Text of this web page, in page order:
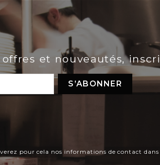
et nouveautés,
pour cela nos informations de contact